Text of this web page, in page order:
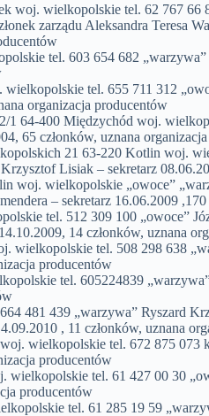
woj. wielkopolskie tel. 62 767 66
zarządu Aleksandra Teresa
tel. 603 654 682
tel. 655 711 312
organizacja producentów
64-400 Międzychód woj.
65 członków, uznana
21 63-220 Kotlin woj.
Lisiak – sekretarz
wielkopolskie „owoce”
– sekretarz 16.06.2009
tel. 512 309 100 „owoce”
14 członków, uznana
tel. 508 298 638
producentów
tel. 605224839
481 439 „warzywa” Ryszard
, 11 członków, uznana
wielkopolskie tel. 672 875 073
producentów
tel. 61 427 00 30
producentów
tel. 61 285 19 59